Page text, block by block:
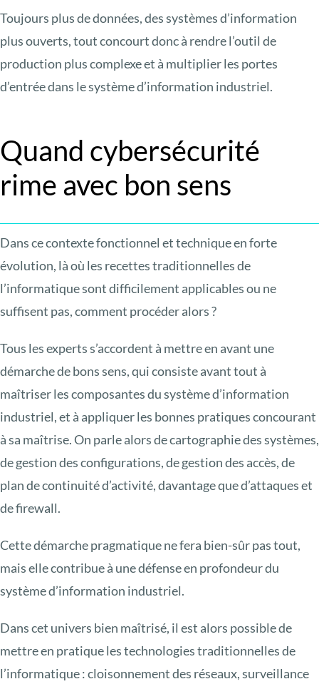
Toujours plus de données, des systèmes d’information
plus ouverts, tout concourt donc à rendre l’outil de
production plus complexe et à multiplier les portes
d’entrée dans le système d’information industriel.
Quand cybersécurité
rime avec bon sens
Dans ce contexte fonctionnel et technique en forte
évolution, là où les recettes traditionnelles de
l’informatique sont difficilement applicables ou ne
suffisent pas, comment procéder alors ?
Tous les experts s’accordent à mettre en avant une
démarche de bons sens, qui consiste avant tout à
maîtriser les composantes du système d’information
industriel, et à appliquer les bonnes pratiques concourant
à sa maîtrise. On parle alors de cartographie des systèmes,
de gestion des configurations, de gestion des accès, de
plan de continuité d’activité, davantage que d’attaques et
de firewall.
Cette démarche pragmatique ne fera bien-sûr pas tout,
mais elle contribue à une défense en profondeur du
système d’information industriel.
Dans cet univers bien maîtrisé, il est alors possible de
mettre en pratique les technologies traditionnelles de
l’informatique : cloisonnement des réseaux, surveillance